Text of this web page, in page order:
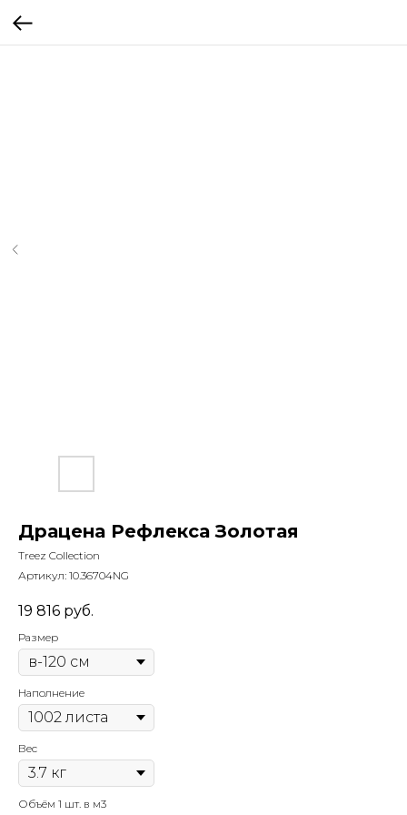
Драцена Рефлекса Золотая
Treez Collection
Артикул: 10.36704NG
19 816 руб.
Размер
Наполнение
Вес
Объём 1 шт. в м3